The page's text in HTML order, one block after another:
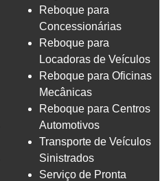
Reboque para
Concessionárias
Reboque para
Locadoras de Veículos
Reboque para Oficinas
Mecânicas
Reboque para Centros
Automotivos
Transporte de Veículos
Sinistrados
Serviço de Pronta